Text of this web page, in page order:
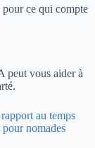
ce qui compte
peut vous aider à
au temps
nomades